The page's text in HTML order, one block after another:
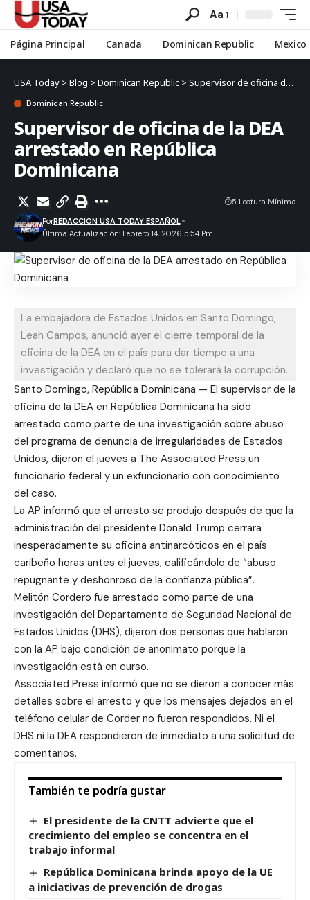
Aa
Página Principal Canada Dominican Republic Mexico
USA Today > Blog > Dominican Republic > Supervisor de oficina de la DEA arrestado en República Dominicana
Dominican Republic
Supervisor de oficina de la DEA
arrestado en República
Dominicana
Última Actualización: Febrero 14, 2026 5:54 Pm
PorREDACCION USA TODAY ESPAÑOL
5 Lectura Mínima
La embajadora de Estados Unidos en Santo Domingo,
Leah Campos, anunció ayer el cierre temporal de la
oficina de la DEA en el país para dar tiempo a una
investigación y declaró que no se tolerará la corrupción.
Santo Domingo, República Dominicana — El supervisor de la
oficina de la DEA en República Dominicana ha sido
arrestado como parte de una investigación sobre abuso
del programa de denuncia de irregularidades de Estados
Unidos, dijeron el jueves a The Associated Press un
funcionario federal y un exfuncionario con conocimiento
del caso.
La AP informó que el arresto se produjo después de que la
administración del presidente Donald Trump cerrara
inesperadamente su oficina antinarcóticos en el país
caribeño horas antes el jueves, calificándolo de “abuso
repugnante y deshonroso de la confianza pública”.
Melitón Cordero fue arrestado como parte de una
investigación del Departamento de Seguridad Nacional de
Estados Unidos (DHS), dijeron dos personas que hablaron
con la AP bajo condición de anonimato porque la
investigación está en curso.
Associated Press informó que no se dieron a conocer más
detalles sobre el arresto y que los mensajes dejados en el
teléfono celular de Corder no fueron respondidos. Ni el
DHS ni la DEA respondieron de inmediato a una solicitud de
comentarios.
También te podría gustar
El presidente de la CNTT advierte que el
crecimiento del empleo se concentra en el
trabajo informal
República Dominicana brinda apoyo de la UE
a iniciativas de prevención de drogas